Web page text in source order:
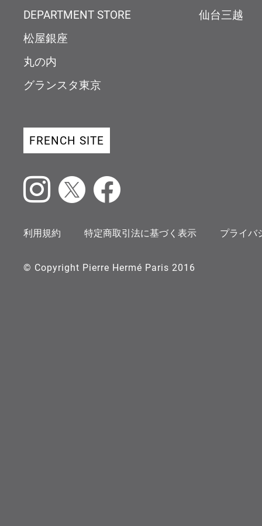
DEPARTMENT STORE
松屋銀座
丸の内
グランスタ東京
仙台三越
FRENCH SITE
利用規約 特定商取引法に基づく表示 プライバ
© Copyright Pierre Hermé Paris 2016